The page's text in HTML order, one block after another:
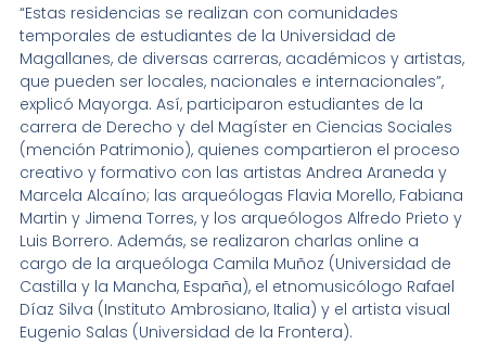
“Estas residencias se realizan con comunidades
temporales de estudiantes de la Universidad de
Magallanes, de diversas carreras, académicos y artistas,
que pueden ser locales, nacionales e internacionales”,
explicó Mayorga. Así, participaron estudiantes de la
carrera de Derecho y del Magíster en Ciencias Sociales
(mención Patrimonio), quienes compartieron el proceso
creativo y formativo con las artistas Andrea Araneda y
Marcela Alcaíno; las arqueólogas Flavia Morello, Fabiana
Martin y Jimena Torres, y los arqueólogos Alfredo Prieto y
Luis Borrero. Además, se realizaron charlas online a
cargo de la arqueóloga Camila Muñoz (Universidad de
Castilla y la Mancha, España), el etnomusicólogo Rafael
Díaz Silva (Instituto Ambrosiano, Italia) y el artista visual
Eugenio Salas (Universidad de la Frontera).